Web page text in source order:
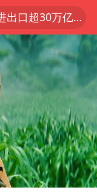
我国货物贸易进出口超30万亿元
河南撤回“领导带薪错峰休假”通知
发生4.9级地震
超颖电子拟投资20.86亿建设新项目
智和
广东雷州通报特教老师招聘违规事件
00:57